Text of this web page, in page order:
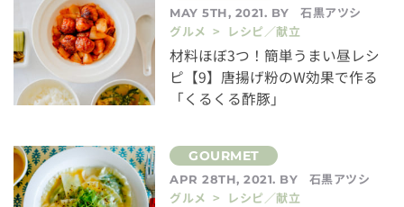
MAY 5TH, 2021. BY
石黒アツシ
グルメ > レシピ／献立
材料ほぼ3つ！簡単うまい昼レシ
ピ【9】唐揚げ粉のW効果で作る
「くるくる酢豚」
APR 28TH, 2021. BY
石黒アツシ
グルメ > レシピ／献立